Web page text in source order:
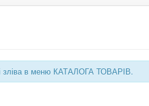
зліва в меню КАТАЛОГА ТОВАРІВ.